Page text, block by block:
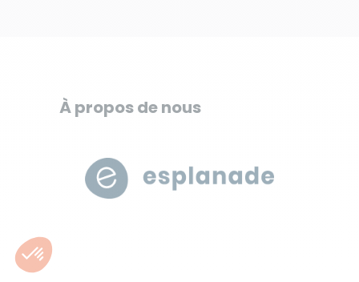
À propos de nous